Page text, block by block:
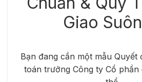
Giao
Bạn đang cần một mẫu Quyết
toán trưởng Công ty Cổ